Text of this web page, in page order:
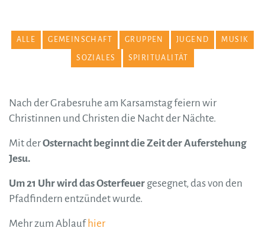
ALLE GEMEINSCHAFT GRUPPEN JUGEND MUSIK
SOZIALES SPIRITUALITÄT
Nach der Grabesruhe am Karsamstag feiern wir
Christinnen und Christen die Nacht der Nächte.
Mit derOsternacht beginnt die Zeit der Auferstehung
Jesu.
Um 21 Uhr wird das Osterfeuer gesegnet, das von den
Pfadfindern entzündet wurde.
Mehr zum Ablauf hier